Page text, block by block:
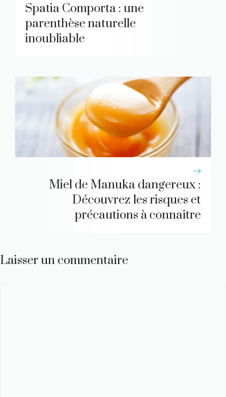
Spatia Comporta : une
parenthèse naturelle
inoubliable
Miel de Manuka dangereux :
Découvrez les risques et
précautions à connaître
Laisser un commentaire